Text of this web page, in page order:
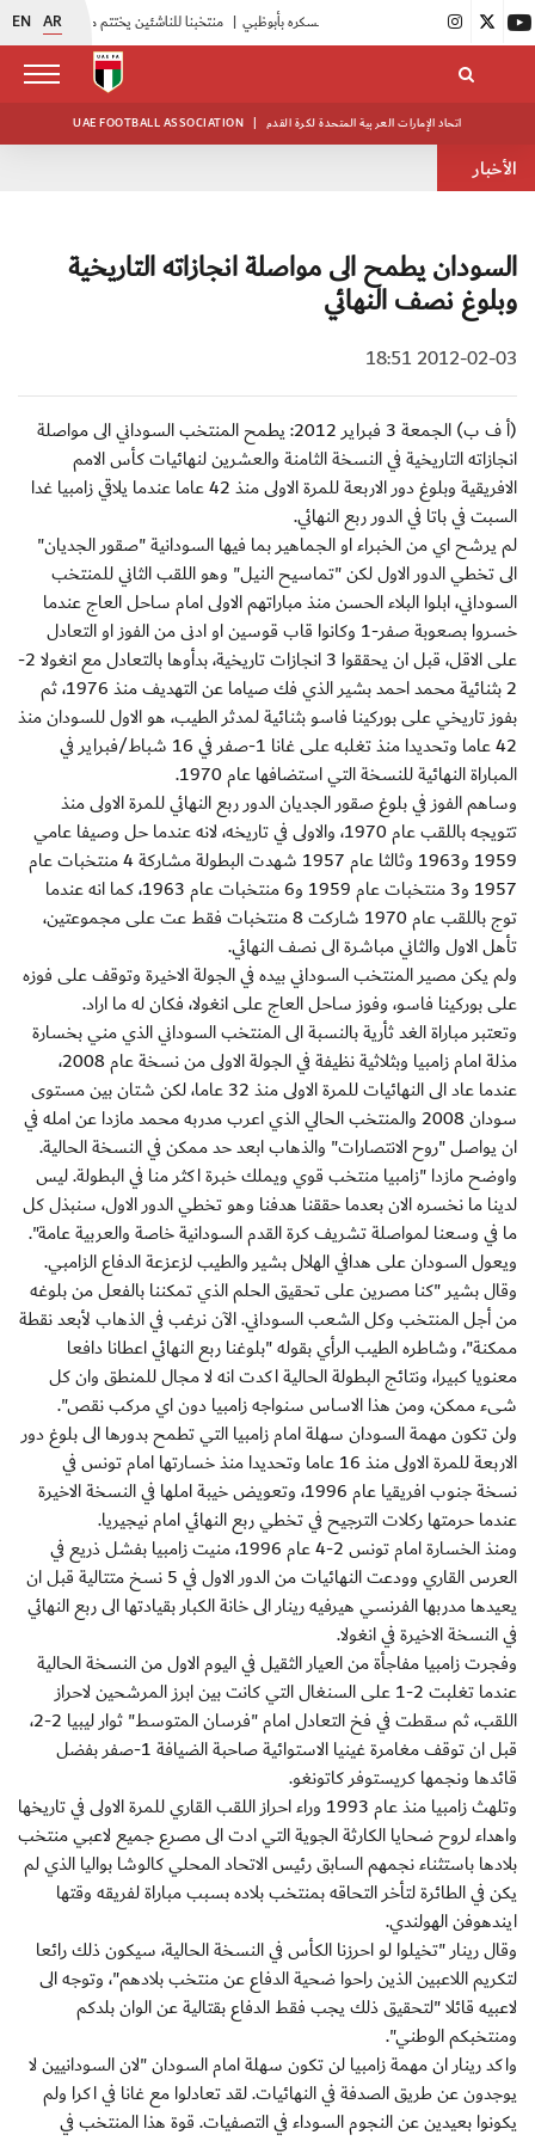
EN AR منتخبنا للناشئين يختتم معسكره الخارجي في صربيا |
UAE FOOTBALL ASSOCIATION | اتحاد الإمارات العربية المتحدة لكرة القدم
الأخبار
السودان يطمح الى مواصلة انجازاته التاريخية
وبلوغ نصف النهائي
2012-02-03 18:51
(أ ف ب) الجمعة 3 فبراير 2012: يطمح المنتخب السوداني الى مواصلة
انجازاته التاريخية في النسخة الثامنة والعشرين لنهائيات كأس الامم
الافريقية وبلوغ دور الاربعة للمرة الاولى منذ 42 عاما عندما يلاقي زامبيا غدا
السبت في باتا في الدور ربع النهائي.
لم يرشح اي من الخبراء او الجماهير بما فيها السودانية "صقور الجديان"
الى تخطي الدور الاول لكن "تماسيح النيل" وهو اللقب الثاني للمنتخب
السوداني، ابلوا البلاء الحسن منذ مباراتهم الاولى امام ساحل العاج عندما
خسروا بصعوبة صفر-1 وكانوا قاب قوسين او ادنى من الفوز او التعادل
على الاقل، قبل ان يحققوا 3 انجازات تاريخية، بدأوها بالتعادل مع انغولا 2-
2 بثنائية محمد احمد بشير الذي فك صياما عن التهديف منذ 1976، ثم
بفوز تاريخي على بوركينا فاسو بثنائية لمدثر الطيب، هو الاول للسودان منذ
42 عاما وتحديدا منذ تغلبه على غانا 1-صفر في 16 شباط/فبراير في
المباراة النهائية للنسخة التي استضافها عام 1970.
وساهم الفوز في بلوغ صقور الجديان الدور ربع النهائي للمرة الاولى منذ
تتويجه باللقب عام 1970، والاولى في تاريخه، لانه عندما حل وصيفا عامي
1959 و1963 وثالثا عام 1957 شهدت البطولة مشاركة 4 منتخبات عام
1957 و3 منتخبات عام 1959 و6 منتخبات عام 1963، كما انه عندما
توج باللقب عام 1970 شاركت 8 منتخبات فقط عت على مجموعتين،
تأهل الاول والثاني مباشرة الى نصف النهائي.
ولم يكن مصير المنتخب السوداني بيده في الجولة الاخيرة وتوقف على فوزه
على بوركينا فاسو، وفوز ساحل العاج على انغولا، فكان له ما اراد.
وتعتبر مباراة الغد ثأرية بالنسبة الى المنتخب السوداني الذي مني بخسارة
مذلة امام زامبيا وبثلاثية نظيفة في الجولة الاولى من نسخة عام 2008،
عندما عاد الى النهائيات للمرة الاولى منذ 32 عاما، لكن شتان بين مستوى
سودان 2008 والمنتخب الحالي الذي اعرب مدربه محمد مازدا عن امله في
ان يواصل "روح الانتصارات" والذهاب ابعد حد ممكن في النسخة الحالية.
واوضح مازدا "زامبيا منتخب قوي ويملك خبرة اكثر منا في البطولة. ليس
لدينا ما نخسره الان بعدما حققنا هدفنا وهو تخطي الدور الاول، سنبذل كل
ما في وسعنا لمواصلة تشريف كرة القدم السودانية خاصة والعربية عامة".
ويعول السودان على هدافي الهلال بشير والطيب لزعزعة الدفاع الزامبي.
وقال بشير "كنا مصرين على تحقيق الحلم الذي تمكننا بالفعل من بلوغه
من أجل المنتخب وكل الشعب السوداني. الآن نرغب في الذهاب لأبعد نقطة
ممكنة"، وشاطره الطيب الرأي بقوله "بلوغنا ربع النهائي اعطانا دافعا
معنويا كبيرا، ونتائج البطولة الحالية اكدت انه لا مجال للمنطق وان كل
شىء ممكن، ومن هذا الاساس سنواجه زامبيا دون اي مركب نقص".
ولن تكون مهمة السودان سهلة امام زامبيا التي تطمح بدورها الى بلوغ دور
الاربعة للمرة الاولى منذ 16 عاما وتحديدا منذ خسارتها امام تونس في
نسخة جنوب افريقيا عام 1996، وتعويض خيبة املها في النسخة الاخيرة
عندما حرمتها ركلات الترجيح في تخطي ربع النهائي امام نيجيريا.
ومنذ الخسارة امام تونس 2-4 عام 1996، منيت زامبيا بفشل ذريع في
العرس القاري وودعت النهائيات من الدور الاول في 5 نسخ متتالية قبل ان
يعيدها مدربها الفرنسي هيرفيه رينار الى خانة الكبار بقيادتها الى ربع النهائي
في النسخة الاخيرة في انغولا.
وفجرت زامبيا مفاجأة من العيار الثقيل في اليوم الاول من النسخة الحالية
عندما تغلبت 2-1 على السنغال التي كانت بين ابرز المرشحين لاحراز
اللقب، ثم سقطت في فخ التعادل امام "فرسان المتوسط" ثوار ليبيا 2-2،
قبل ان توقف مغامرة غينيا الاستوائية صاحبة الضيافة 1-صفر بفضل
قائدها ونجمها كريستوفر كاتونغو.
وتلهث زامبيا منذ عام 1993 وراء احراز اللقب القاري للمرة الاولى في تاريخها
واهداء لروح ضحايا الكارثة الجوية التي ادت الى مصرع جميع لاعبي منتخب
بلادها باستثناء نجمهم السابق رئيس الاتحاد المحلي كالوشا بواليا الذي لم
يكن في الطائرة لتأخر التحاقه بمنتخب بلاده بسبب مباراة لفريقه وقتها
ايندهوفن الهولندي.
وقال رينار "تخيلوا لو احرزنا الكأس في النسخة الحالية، سيكون ذلك رائعا
لتكريم اللاعبين الذين راحوا ضحية الدفاع عن منتخب بلادهم"، وتوجه الى
لاعبيه قائلا "لتحقيق ذلك يجب فقط الدفاع بقتالية عن الوان بلدكم
ومنتخبكم الوطني".
واكد رينار ان مهمة زامبيا لن تكون سهلة امام السودان "لان السودانيين لا
يوجدون عن طريق الصدفة في النهائيات. لقد تعادلوا مع غانا في اكرا ولم
يكونوا بعيدين عن النجوم السوداء في التصفيات. قوة هذا المنتخب في